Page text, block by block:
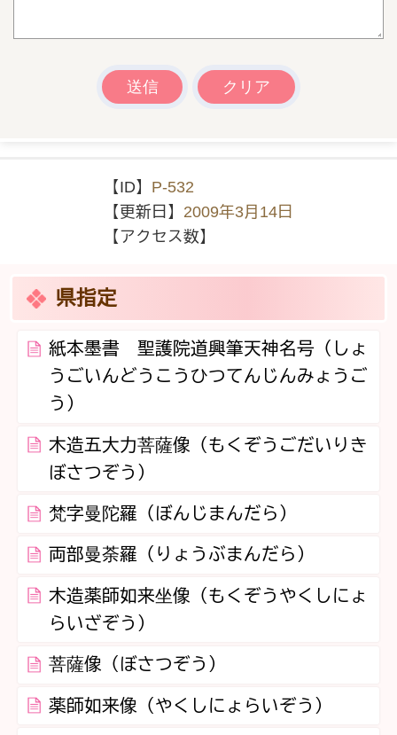
【ID】 P-532
【更新日】 2009年3月14日
【アクセス数】
県指定
紙本墨書 聖護院道興筆天神名号（しょ
うごいんどうこうひつてんじんみょうご
う）
木造五大力菩薩像（もくぞうごだいりき
ぼさつぞう）
梵字曼陀羅（ぼんじまんだら）
両部曼荼羅（りょうぶまんだら）
木造薬師如来坐像（もくぞうやくしにょ
らいざぞう）
菩薩像（ぼさつぞう）
薬師如来像（やくしにょらいぞう）